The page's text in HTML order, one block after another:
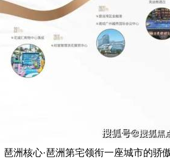
洲核心·琶洲第宅领衔一座城市的骄